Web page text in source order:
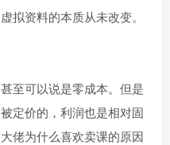
拟资料的本质从未改变。
至可以说是零成本。但是
定价的，利润也是相对固
佬为什么喜欢卖课的原因